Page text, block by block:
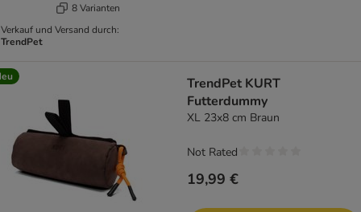
8 Varianten
Verkauf und Versand durch:
TrendPet
TrendPet KURT
Futterdummy
XL 23x8 cm Braun
19,99 €
Not Rated